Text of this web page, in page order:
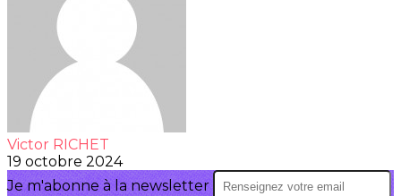
Victor RICHET
19 octobre 2024
Je m'abonne à la newsletter